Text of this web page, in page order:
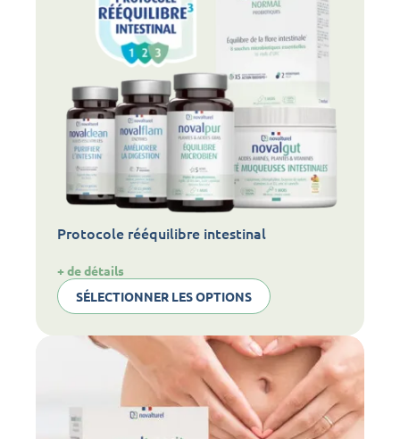
Protocole rééquilibre intestinal
+ de détails
rééquilibre
intestinal
SÉLECTIONNER LES OPTIONS